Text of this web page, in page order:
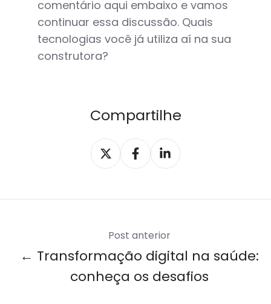
comentário aqui embaixo e vamos
continuar essa discussão. Quais
tecnologias você já utiliza aí na sua
construtora?
Compartilhe
Compartilhar
X
Compartilhar
Facebook
Compartilhar
LinkedIn
Post anterior
← Transformação digital na saúde:
conheça os desafios